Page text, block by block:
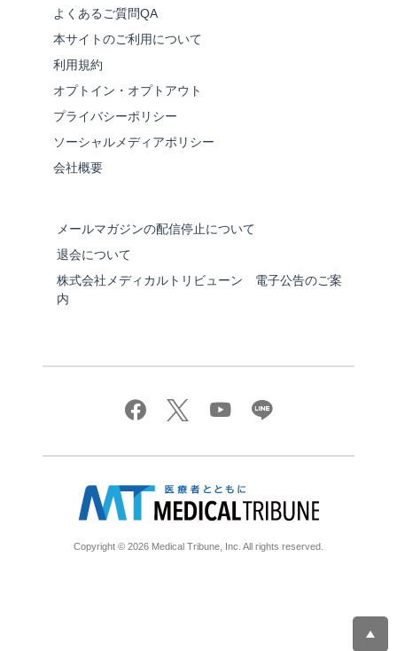
よくあるご質問QA
本サイトのご利用について
利用規約
オプトイン・オプトアウト
プライバシーポリシー
ソーシャルメディアポリシー
会社概要
メールマガジンの配信停止について
退会について
株式会社メディカルトリビューン 電子公告のご案
内
Copyright © 2026 Medical Tribune, Inc. All rights reserved.